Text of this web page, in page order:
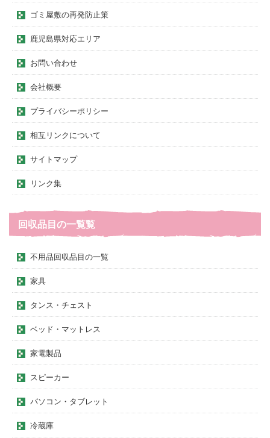
ゴミ屋敷の再発防止策
鹿児島県対応エリア
お問い合わせ
会社概要
プライバシーポリシー
相互リンクについて
サイトマップ
リンク集
回収品目の一覧覧
不用品回収品目の一覧
家具
タンス・チェスト
ベッド・マットレス
家電製品
スピーカー
パソコン・タブレット
冷蔵庫